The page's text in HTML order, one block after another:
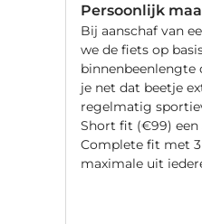
Persoonlijk
Bij aanschaf van
we de fiets op
binnenbeenlengte
je net dat beetje
regelmatig
Short fit (€99) een
Complete fit met
maximale uit